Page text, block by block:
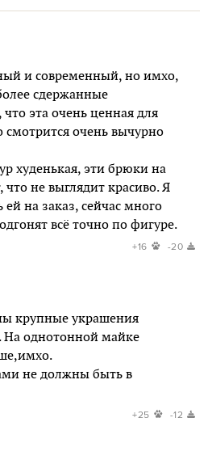
и современный, но имхо,
сдержанные
эта очень ценная для
очень вычурно
худенькая, эти брюки на
что не выглядит красиво. Я
на заказ, сейчас много
всё точно по фигуре.
+16 -20
крупные украшения
На однотонной майке
не должны быть в
+25 -12